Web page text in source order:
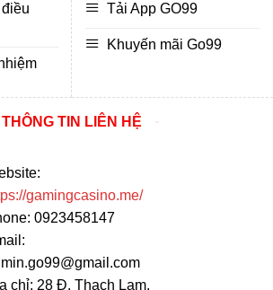
Tải App GO99
Khuyến mãi Go99
THÔNG TIN LIÊN HỆ
gamingcasino.me/
0923458147
chỉ: 28 Đ. Thạch Lam,